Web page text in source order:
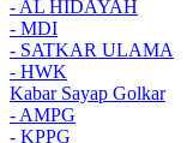
- AL HIDAYAH
- MDI
- SATKAR ULAMA
- HWK
Kabar Sayap Golkar
- AMPG
- KPPG